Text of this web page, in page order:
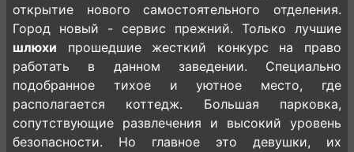
открытие нового самостоятельного отделения.
Город новый - сервис прежний. Только лучшие
шлюхи прошедшие жесткий конкурс на право
работать в данном заведении. Специально
подобранное тихое и уютное место, где
располагается коттедж. Большая парковка,
сопутствующие развлечения и высокий уровень
безопасности. Но главное это девушки, их